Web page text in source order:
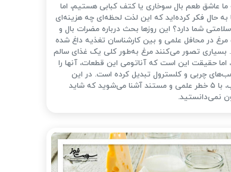
عاشق طعم بال سوخاری یا کتف کبابی هستیم، اما
به حال فکر کرده‌اید که این لذت لحظه‌ای چه هزینه‌ای
سلامتی شما دارد؟ این روزها بحث درباره مضرات بال و
در محافل علمی و بین کارشناسان تغذیه داغ شده
بسیاری تصور می‌کنند مرغ به‌طور کلی یک غذای سالم
اما حقیقت این است که آناتومی این قطعات، آنها را
چربی و کلسترول تبدیل کرده است. در این
مطلب، با ۵ خطر علمی و مستند آشنا می‌شوید که شاید
نمی‌دانستید.